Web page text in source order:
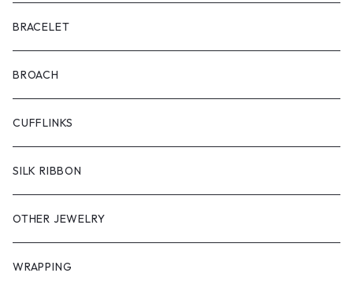
BRACELET
BROACH
CUFFLINKS
SILK RIBBON
OTHER JEWELRY
WRAPPING